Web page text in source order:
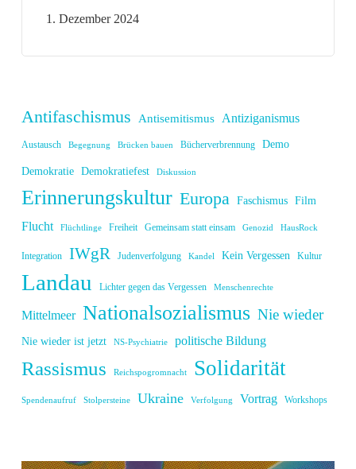
1. Dezember 2024
Antifaschismus Antisemitismus Antiziganismus
Austausch Begegnung Brücken bauen Bücherverbrennung Demo
Demokratie Demokratiefest Diskussion
Erinnerungskultur Europa Faschismus Film
Flucht Flüchtlinge Freiheit Gemeinsam statt einsam Genozid HausRock
Integration IWgR Judenverfolgung Kandel Kein Vergessen Kultur
Landau Lichter gegen das Vergessen Menschenrechte
Mittelmeer Nationalsozialismus Nie wieder
Nie wieder ist jetzt NS-Psychiatrie politische Bildung
Rassismus Reichspogromnacht Solidarität
Spendenaufruf Stolpersteine Ukraine Verfolgung Vortrag Workshops